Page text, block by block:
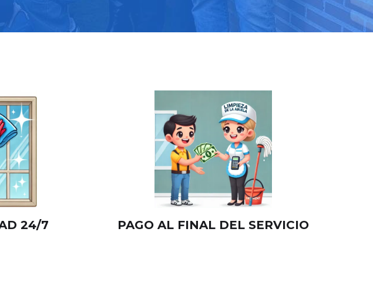
24/7 PAGO AL FINAL DEL SERVICIO